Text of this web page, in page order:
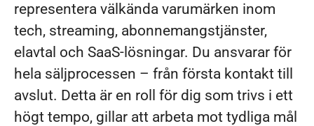
representera välkända varumärken inom
tech, streaming, abonnemangstjänster,
elavtal och SaaS-lösningar. Du ansvarar för
hela säljprocessen – från första kontakt till
avslut. Detta är en roll för dig som trivs i ett
högt tempo, gillar att arbeta mot tydliga mål